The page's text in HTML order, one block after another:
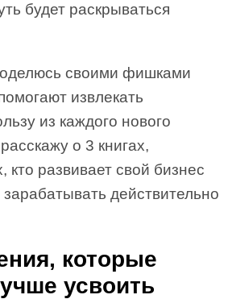
будет раскрываться
своими фишками
извлекать
из каждого нового
о 3 книгах,
кто развивает свой бизнес
действительно
которые
усвоить